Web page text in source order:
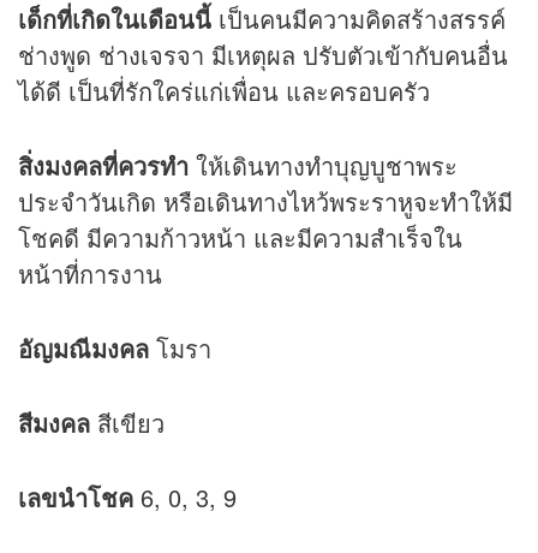
เด็กที่เกิดในเดือนนี้ เป็นคนมีความคิดสร้างสรรค์
ช่างพูด ช่างเจรจา มีเหตุผล ปรับตัวเข้ากับคนอื่น
ได้ดี เป็นที่รักใคร่แก่เพื่อน และครอบครัว
สิ่งมงคลที่ควรทำ ให้เดินทางทำบุญบูชาพระ
ประจำวันเกิด หรือเดินทางไหว้พระราหูจะทำให้มี
โชคดี มีความก้าวหน้า และมีความสำเร็จใน
หน้าที่การงาน
อัญมณีมงคล โมรา
สีมงคล สีเขียว
เลขนำโชค 6, 0, 3, 9